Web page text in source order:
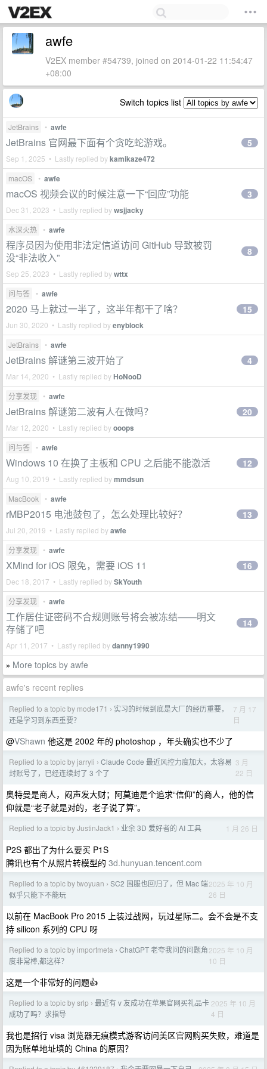
awfe
V2EX member #54739, joined on 2014-01-22 11:54:47
+08:00
Switch topics list
JetBrains • awfe
JetBrains 官网最下面有个贪吃蛇游戏。
Sep 1, 2025 • Lastly replied bykamikaze472
5
macOS • awfe
macOS 视频会议的时候注意一下“回应”功能
Dec 31, 2023 • Lastly replied bywsjjacky
3
水深火热 • awfe
程序员因为使用非法定信道访问 GitHub 导致被罚
没“非法收入”
Sep 25, 2023 • Lastly replied bywttx
8
问与答 • awfe
2020 马上就过一半了，这半年都干了啥？
Jun 30, 2020 • Lastly replied byenyblock
15
JetBrains • awfe
JetBrains 解谜第三波开始了
Mar 14, 2020 • Lastly replied byHoNooD
4
分享发现 • awfe
JetBrains 解谜第二波有人在做吗？
Mar 12, 2020 • Lastly replied byooops
20
问与答 • awfe
Windows 10 在换了主板和 CPU 之后能不能激活
Aug 10, 2019 • Lastly replied bymmdsun
12
MacBook • awfe
rMBP2015 电池鼓包了，怎么处理比较好？
Jul 20, 2019 • Lastly replied byawfe
13
分享发现 • awfe
XMind for iOS 限免，需要 iOS 11
Dec 18, 2017 • Lastly replied bySkYouth
16
分享发现 • awfe
工作居住证密码不合规则账号将会被冻结——明文
存储了吧
Apr 11, 2017 • Lastly replied bydanny1990
14
» More topics by awfe
awfe's recent replies
Replied to a topic by mode171 › 实习的时候到底是大厂的经历重要，
还是学习到东西重要？
7 月 17
日
@VShawn 他这是 2002 年的 photoshop ，年头确实也不少了
Replied to a topic by jarryli › Claude Code 最近风控力度加大，太容易
封账号了，已经连续封了 3 个了
3 月
22 日
奥特曼是商人，闷声发大财；阿莫迪是个追求“信仰”的商人，他的信
仰就是“老子就是对的，老子说了算”。
Replied to a topic by JustinJack1 › 业余 3D 爱好者的 AI 工具 1 月 26 日
P2S 都出了为什么要买 P1S
腾讯也有个从照片转模型的 3d.hunyuan.tencent.com
Replied to a topic by twoyuan › SC2 国服也回归了，但 Mac 端
似乎只能下不能玩
2025 年 10 月
26 日
以前在 MacBook Pro 2015 上装过战网，玩过星际二。会不会是不支
持 silicon 系列的 CPU 呀
Replied to a topic by importmeta › ChatGPT 老夸我问的问题角
度非常棒,都这样？
2025 年 10 月
10 日
这是一个非常好的问题👍
Replied to a topic by srlp › 最近有 v 友成功在苹果官网买礼品卡
成功了吗？求指导
2025 年 10 月
4 日
我也是招行 visa 浏览器无痕模式游客访问美区官网购买失败，难道是
因为账单地址填的 China 的原因？